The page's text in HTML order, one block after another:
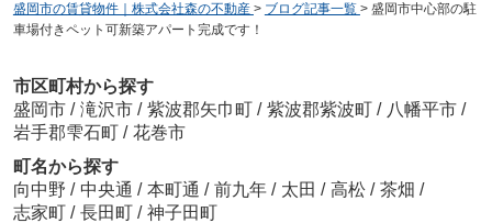
盛岡市の賃貸物件｜株式会社森の不動産 > ブログ記事一覧 > 盛岡市中心部の駐
車場付きペット可新築アパート完成です！
市区町村から探す
盛岡市 / 滝沢市 / 紫波郡矢巾町 / 紫波郡紫波町 / 八幡平市 /
岩手郡雫石町 / 花巻市
町名から探す
向中野 / 中央通 / 本町通 / 前九年 / 太田 / 高松 / 茶畑 /
志家町 / 長田町 / 神子田町